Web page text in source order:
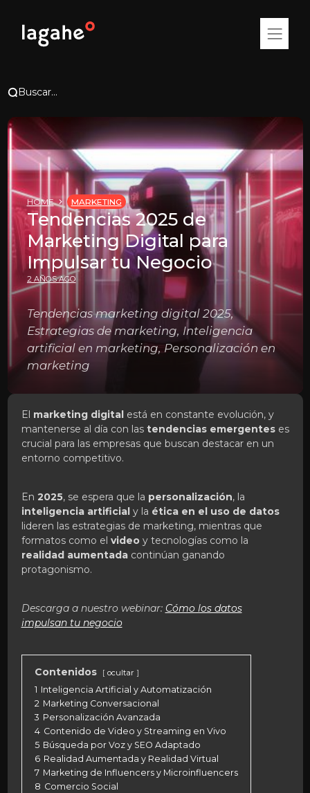
Buscar...
HOME MARKETING
Tendencias 2025 de
Marketing Digital para
Impulsar tu Negocio
2 AÑOS AGO
Tendencias marketing digital 2025,
Estrategias de marketing, Inteligencia
artificial en marketing, Personalización en
marketing
El marketing digitalestá en constante evolución, y
mantenerse al día con las tendencias emergenteses
crucial para las empresas que buscan destacar en un
entorno competitivo.
En 2025, se espera que la personalización, la
inteligencia artificialy la ética en el uso de datos
lideren las estrategias de marketing, mientras que
formatos como el videoy tecnologías como la
realidad aumentadacontinúan ganando
protagonismo.
Descarga a nuestro webinar: Cómo los datos
impulsan tu negocio
Contenidos ocultar
1 Inteligencia Artificial y Automatización
2 Marketing Conversacional
3 Personalización Avanzada
4 Contenido de Video y Streaming en Vivo
5 Búsqueda por Voz y SEO Adaptado
6 Realidad Aumentada y Realidad Virtual
7 Marketing de Influencers y Microinfluencers
8 Comercio Social